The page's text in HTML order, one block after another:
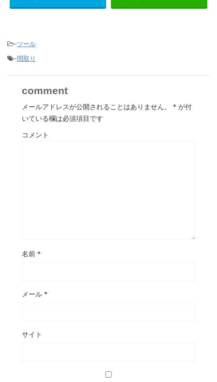
-ツール
-間取り
comment
メールアドレスが公開されることはありません。 * が付
いている欄は必須項目です
コメント
名前 *
メール *
サイト